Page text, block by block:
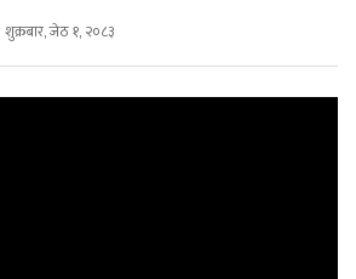
शुक्रबार, जेठ १, २०८३